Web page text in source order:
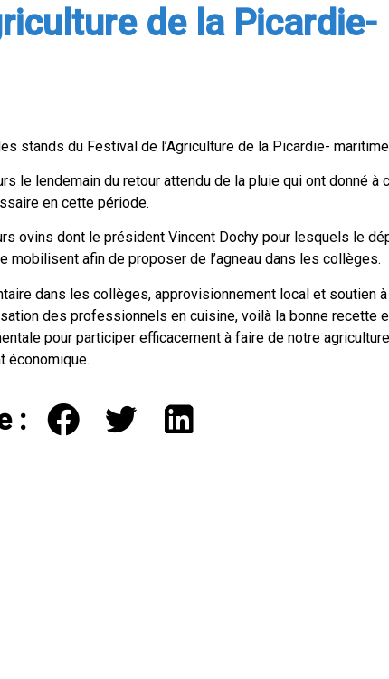
de la Picardie-
stands du Festival de l’Agriculture de la Picardie-
le lendemain du retour attendu de la pluie qui ont donné à
en cette période.
ovins dont le président Vincent Dochy pour lesquels le
mobilisent afin de proposer de l’agneau dans les collèges.
dans les collèges, approvisionnement local et soutien à
des professionnels en cuisine, voilà la bonne recette
pour participer efficacement à faire de notre
économique.
: